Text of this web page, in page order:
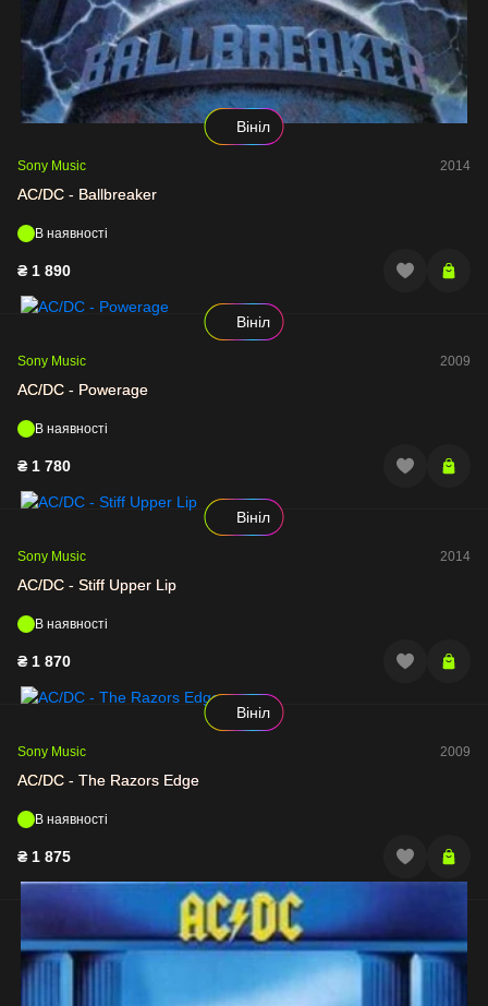
Вініл
Sony Music 2014
AC/DC - Ballbreaker
В наявності
₴ 1 890
Вініл
Sony Music 2009
AC/DC - Powerage
В наявності
₴ 1 780
Вініл
Sony Music 2014
AC/DC - Stiff Upper Lip
В наявності
₴ 1 870
Вініл
Sony Music 2009
AC/DC - The Razors Edge
В наявності
₴ 1 875